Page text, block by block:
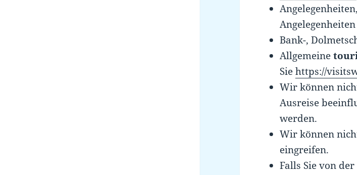
Bank-,
Allgemeine
Siehttps://
Wir können
Ausreise
werden.
Wir können
eingreifen.
Falls Sie von der